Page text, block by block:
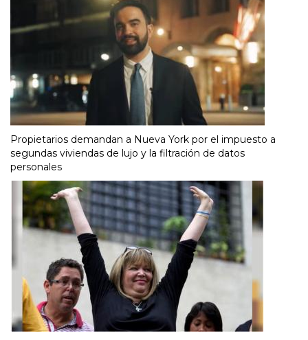
Propietarios demandan a Nueva York por el impuesto a
segundas viviendas de lujo y la filtración de datos
personales